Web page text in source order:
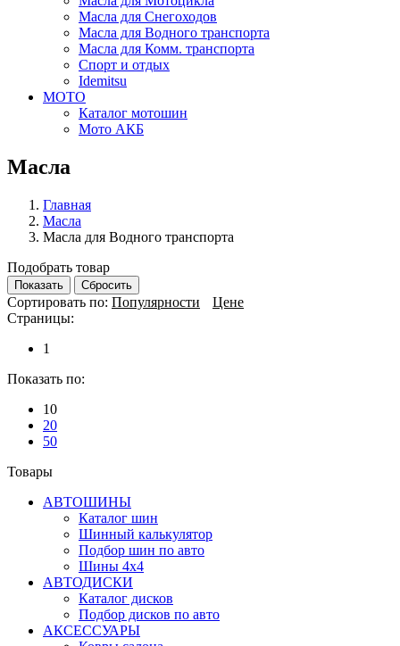
Масла для Снегоходов
Масла для Водного транспорта
Масла для Комм. транспорта
Спорт и отдых
Idemitsu
МОТО
Каталог мотошин
Мото АКБ
Масла
Главная
Масла
Масла для Водного транспорта
Подобрать товар
Показать Сбросить
Сортировать по: Популярности
Цене
Страницы:
1
Показать по:
10
20
50
Товары
АВТОШИНЫ
Каталог шин
Шинный калькулятор
Подбор шин по авто
Шины 4x4
АВТОДИСКИ
Каталог дисков
Подбор дисков по авто
АКСЕССУАРЫ